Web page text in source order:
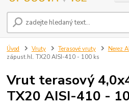
Úvod Vruty Terasové vruty Nerez
zápust.hl. TX20 AISI-410 - 100 ks
Vrut terasový
TX20 AISI-410 -